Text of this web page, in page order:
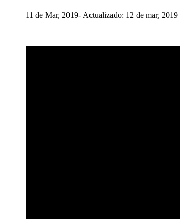
11 de Mar, 2019 Actualizado: 12 de mar, 2019